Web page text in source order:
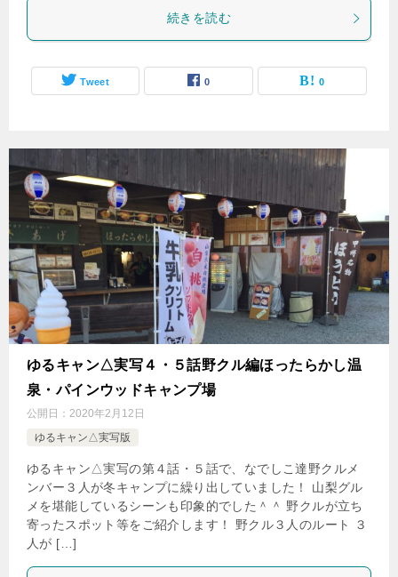
続きを読む
Tweet 0 0
ゆるキャン△実写４・５話野クル編ほったらかし温
泉・パインウッドキャンプ場
公開日： 2020年2月12日
ゆるキャン△実写版
ゆるキャン△実写の第４話・５話で、なでしこ達野クルメ
ンバー３人が冬キャンプに繰り出していました！ 山梨グル
メを堪能しているシーンも印象的でした＾＾ 野クルが立ち
寄ったスポット等をご紹介します！ 野クル３人のルート ３
人が […]